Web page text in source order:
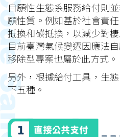
自願性生態系服務給付則
願性質。例如基於社會責
抵換和碳抵換，以減少對
目前臺灣氣候變遷因應法
移除型專案也屬於此方式。
另外，根據給付工具，生
下五種。